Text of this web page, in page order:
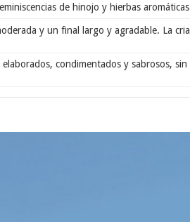
de hinojo y hierbas
y un final largo y agradable. La
condimentados y sabrosos, sin